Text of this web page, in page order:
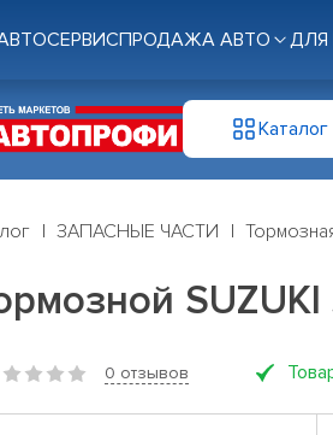
ПРОДАЖА АВТО ДЛЯ
Каталог
ЗАПАСНЫЕ ЧАСТИ
0 отзывов